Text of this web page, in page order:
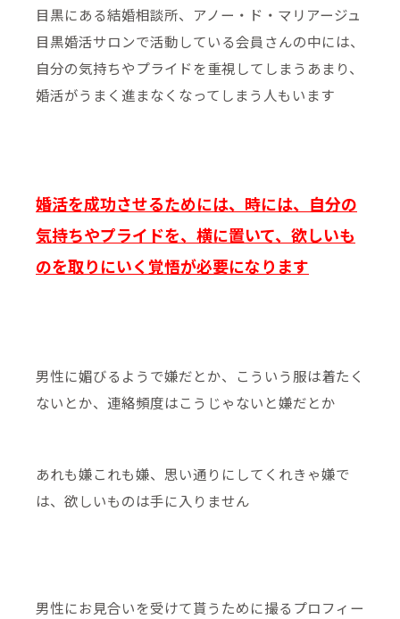
目黒にある結婚相談所、アノー・ド・マリアージュ
目黒婚活サロンで活動している会員さんの中には、
自分の気持ちやプライドを重視してしまうあまり、
婚活がうまく進まなくなってしまう人もいます
婚活を成功させるためには、時には、自分の
気持ちやプライドを、横に置いて、欲しいも
のを取りにいく覚悟が必要になります
男性に媚びるようで嫌だとか、こういう服は着たく
ないとか、連絡頻度はこうじゃないと嫌だとか
あれも嫌これも嫌、思い通りにしてくれきゃ嫌で
は、欲しいものは手に入りません
男性にお見合いを受けて貰うために撮るプロフィー